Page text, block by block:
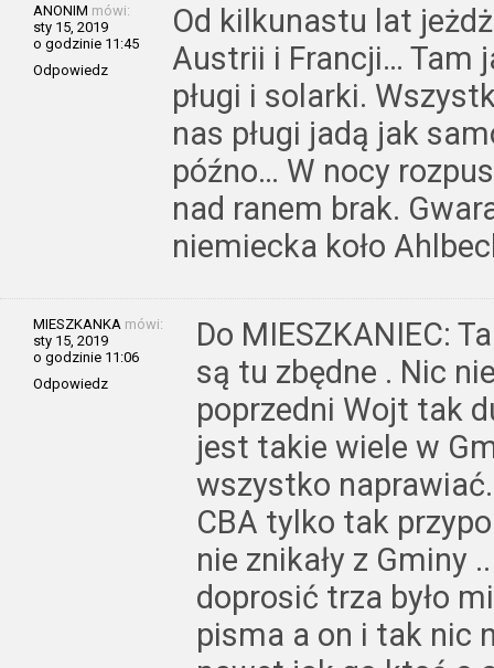
ANONIM mówi:
sty 15, 2019
o godzinie 11:45
Odpowiedz
Od kilkunastu lat
Austrii i Francji… Tam
pługi i solarki.
nas pługi jadą jak
późno… W nocy
nad ranem brak.
niemiecka koło
MIESZKANKA mówi:
sty 15, 2019
o godzinie 11:06
Odpowiedz
Do MIESZKANIEC:
są tu zbędne . Nic
poprzedni Wojt tak
jest takie wiele w
wszystko
CBA tylko tak
nie znikały z Gminy
doprosić trza było
pisma a on i tak nic